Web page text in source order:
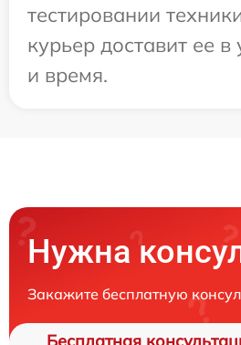
тестировании
курьер доставит ее
и время.
Нужна
Закажите бесплатную
Бесплатная